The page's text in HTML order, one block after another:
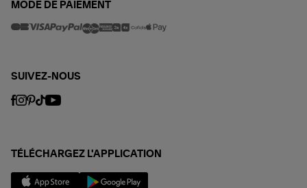
MODE DE PAIEMENT
SUIVEZ-NOUS
TÉLÉCHARGEZ L'APPLICATION